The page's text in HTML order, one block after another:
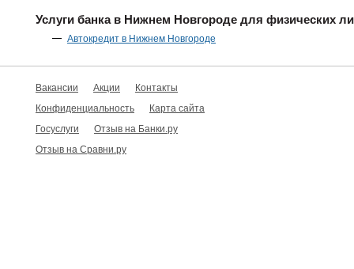
Услуги банка в Нижнем Новгороде для физических
Автокредит в Нижнем Новгороде
Вакансии Акции
Контакты
Конфиденциальность
Карта сайта
Госуслуги
Отзыв на Банки.ру
Отзыв на Сравни.ру